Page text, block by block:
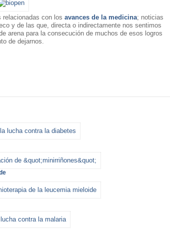
relacionadas con los avances de la medicina; noticias
y de las que, directa o indirectamente nos sentimos
arena para la consecución de muchos de esos logros
de dejarnos.